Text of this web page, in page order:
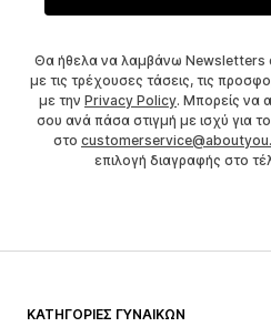
Θα ήθελα να λαμβάνω Newsletters
με τις τρέχουσες τάσεις, τις
με την Privacy Policy. Μπορείς να
σου ανά πάσα στιγμή με ισχύ για
στο
επιλογή διαγραφής στο
ΚΑΤΗΓΟΡΊΕΣ ΓΥΝΑΙΚΏΝ